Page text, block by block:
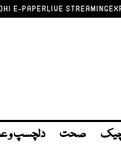
E-PAPERLIVE STREAMING
صحت دلچسپ و